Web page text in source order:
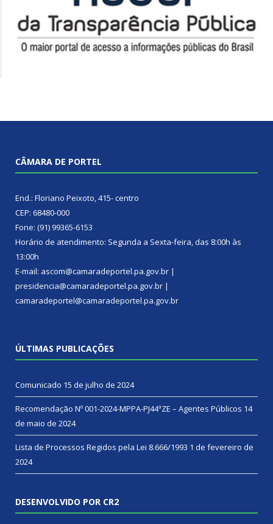
CÂMARA DE PORTEL
End.: Floriano Peixoto, 415- centro
CEP: 68480-000
Fone: (91) 99365-6153
Horário de atendimento: Segunda a Sexta-feira, das 8:00h às
13:00h
E-mail: ascom@camaradeportel.pa.gov.br |
presidencia@camaradeportel.pa.gov.br |
camaradeportel@camaradeportel.pa.gov.br
ÚLTIMAS PUBLICAÇÕES
Comunicado 15 de julho de 2024
Recomendação Nº 001-2024-MPPA-PJ44ªZE – Agentes Públicos 14
de maio de 2024
Lista de Processos Regidos pela Lei 8.666/1993 1 de fevereiro de
2024
DESENVOLVIDO POR CR2